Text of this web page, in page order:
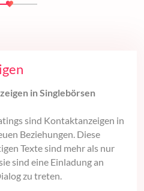
in Singlebörsen
sind Kontaktanzeigen in
Beziehungen. Diese
Texte sind mehr als nur
sind eine Einladung an
zu treten.